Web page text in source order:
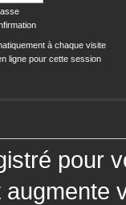
à chaque visite
ligne pour cette session
pour